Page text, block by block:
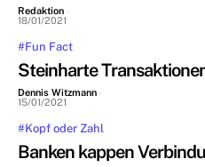
Redaktion -
18/01/2021
#Fun Fact
Steinharte
Dennis Witzmann -
15/01/2021
#Kopf oder Zahl
Banken kappen